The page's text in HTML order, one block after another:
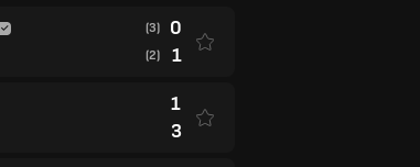
(3) 0
(2) 1
1
3